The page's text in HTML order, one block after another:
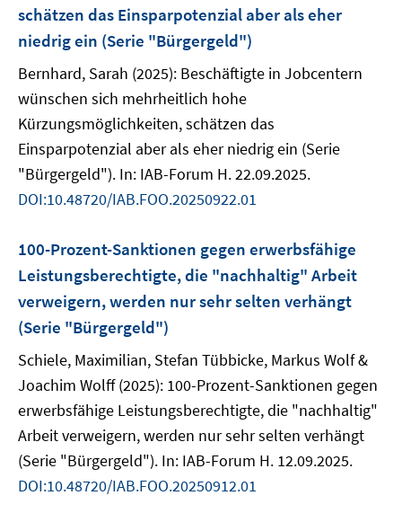
schätzen das Einsparpotenzial aber als eher
niedrig ein (Serie "Bürgergeld")
Bernhard, Sarah (2025): Beschäftigte in Jobcentern
wünschen sich mehrheitlich hohe
Kürzungsmöglichkeiten, schätzen das
Einsparpotenzial aber als eher niedrig ein (Serie
"Bürgergeld"). In: IAB-Forum H. 22.09.2025.
DOI:10.48720/IAB.FOO.20250922.01
100-Prozent-Sanktionen gegen erwerbsfähige
Leistungsberechtigte, die "nachhaltig" Arbeit
verweigern, werden nur sehr selten verhängt
(Serie "Bürgergeld")
Schiele, Maximilian, Stefan Tübbicke, Markus Wolf &
Joachim Wolff (2025): 100-Prozent-Sanktionen gegen
erwerbsfähige Leistungsberechtigte, die "nachhaltig"
Arbeit verweigern, werden nur sehr selten verhängt
(Serie "Bürgergeld"). In: IAB-Forum H. 12.09.2025.
DOI:10.48720/IAB.FOO.20250912.01